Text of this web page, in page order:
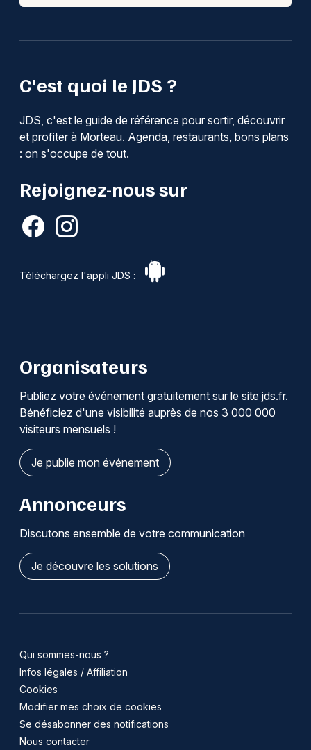
C'est quoi le JDS ?
JDS, c'est le guide de référence pour sortir, découvrir
et profiter à Morteau. Agenda, restaurants, bons plans
: on s'occupe de tout.
Rejoignez-nous sur
Téléchargez l'appli JDS :
Organisateurs
Publiez votre événement gratuitement sur le site jds.fr.
Bénéficiez d'une visibilité auprès de nos 3 000 000
visiteurs mensuels !
Je publie mon événement
Annonceurs
Discutons ensemble de votre communication
Je découvre les solutions
Qui sommes-nous ?
Infos légales / Affiliation
Cookies
Modifier mes choix de cookies
Se désabonner des notifications
Nous contacter